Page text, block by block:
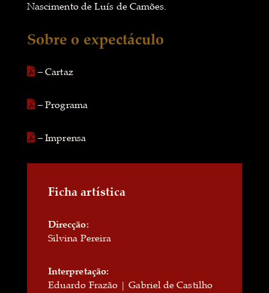
Nascimento de Luís de Camões.
Sobre o expectáculo
– Cartaz
– Programa
– Imprensa
Ficha artística
Direcção:
Silvina Pereira
Interpretação:
Eduardo Frazão | Gabriel de Castilho